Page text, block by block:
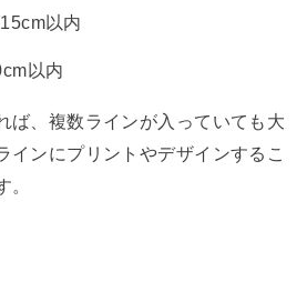
以内
以内
ば、複数ラインが入っていても大
インにプリントやデザインするこ
。